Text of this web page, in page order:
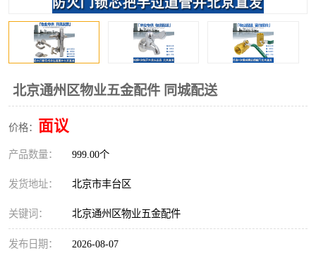
北京通州区物业五金配件 同城配送
价格： 面议
产品数量： 999.00个
发货地址： 北京市丰台区
关键词： 北京通州区物业五金配件
发布日期： 2026-08-07